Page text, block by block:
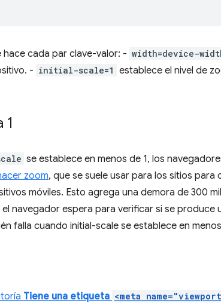
cada par clave-valor: - width=device-
- initial-scale=1 establece el nivel de
1
se establece en menos de 1, los
zoom, que se suele usar para los sitios
móviles. Esto agrega una demora de 300
navegador espera para verificar si se produce
falla cuando initial-scale se establece en
Tiene una etiqueta <meta